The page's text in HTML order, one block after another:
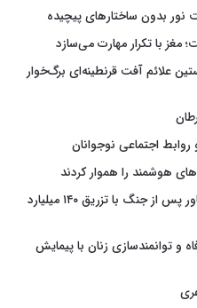
نور بدون ساختارهای پیچیده
با تکرار مهارت می‌سازد
علائم آفت قرنطینه‌ای برگ‌خوار
اجتماعی نوجوانان
هوشمند را هموار کردند
مهار موج تعدیل نیروی شرکت‌های فناور پس از جنگ با تزریق ۱۴۰ میلیارد
توانمندسازی زنان با پیمایش